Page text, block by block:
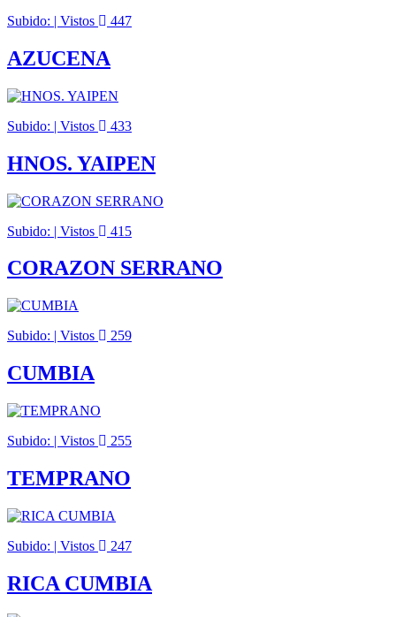
Subido: | Vistos 447
AZUCENA
Subido: | Vistos 433
HNOS. YAIPEN
Subido: | Vistos 415
CORAZON SERRANO
Subido: | Vistos 259
CUMBIA
Subido: | Vistos 255
TEMPRANO
Subido: | Vistos 247
RICA CUMBIA